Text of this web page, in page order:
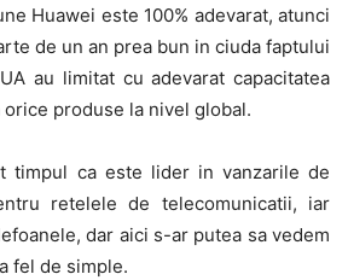
Huawei este 100% adevarat, atunci
de un an prea bun in ciuda faptului
au limitat cu adevarat capacitatea
produse la nivel global.
timpul ca este lider in vanzarile de
retelele de telecomunicatii, iar
dar aici s-ar putea sa vedem
fel de simple.